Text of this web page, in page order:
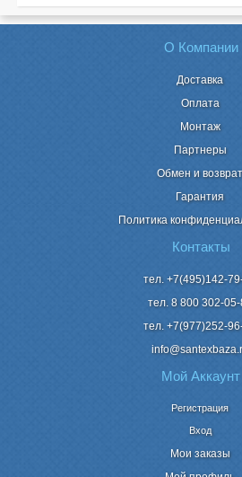
О Компании
Доставка
Оплата
Монтаж
Партнеры
Обмен и возврат
Гарантия
Политика
Контакты
тел. +7(495)142-
тел. 8 800302-05-
тел. +7(977)252-
Мой Аккаунт
Регистрация
Вход
Мои заказы